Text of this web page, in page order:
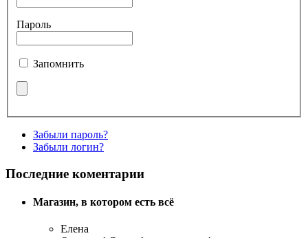
Пароль
Запомнить
Забыли пароль?
Забыли логин?
Последние коментарии
Магазин, в котором есть всё
Елена